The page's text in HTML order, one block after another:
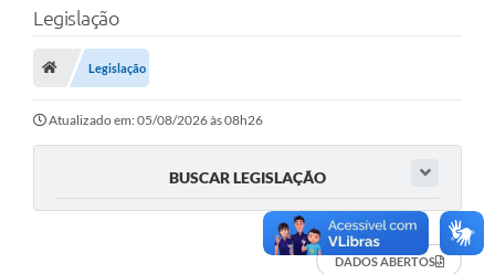
O Município
A Prefeitura
Portal da Transparência
Mais
Legislação
Legislação
Atualizado em: 05/08/2026 às 08h26
BUSCAR LEGISLAÇÃO
DADOS ABERTOS